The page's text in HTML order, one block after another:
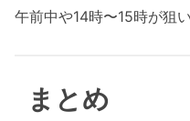
午前中や14時〜15時が狙い
まとめ